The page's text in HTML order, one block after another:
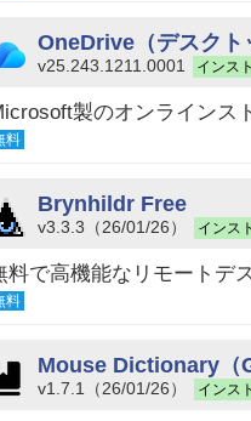
OneDrive（デスクト
v25.243.1211.0001 インス
製のオンラインス
料
Brynhildr Free
v3.3.3（26/01/26） インス
料で高機能なリモートデ
料
Mouse Dictionary（
v1.7.1（26/01/26） インス